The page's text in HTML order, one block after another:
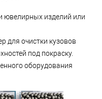
ювелирных изделий или
для очистки кузовов
под покраску.
оборудования